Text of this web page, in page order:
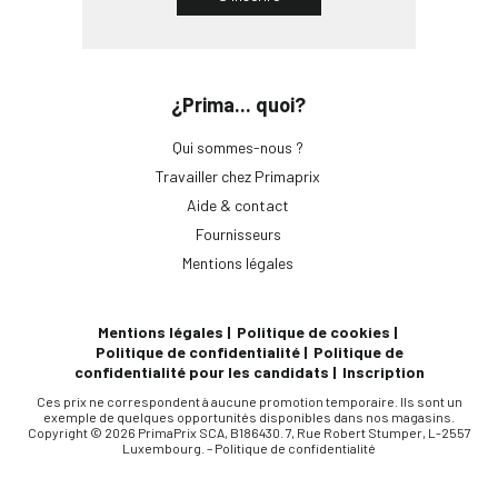
¿Prima... quoi?
Qui sommes-nous ?
Travailler chez Primaprix
Aide & contact
Fournisseurs
Mentions légales
Mentions légales
Politique de cookies
Politique de confidentialité
Politique de
confidentialité pour les candidats
Inscription
Ces prix ne correspondent à aucune promotion temporaire. Ils sont un
exemple de quelques opportunités disponibles dans nos magasins.
Copyright © 2026 PrimaPrix SCA, B186430. 7, Rue Robert Stumper, L-2557
Luxembourg. – Politique de confidentialité